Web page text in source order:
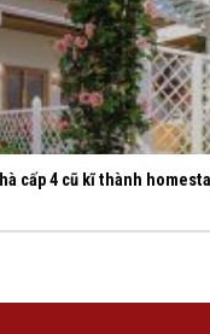
cấp 4 cũ kĩ thành